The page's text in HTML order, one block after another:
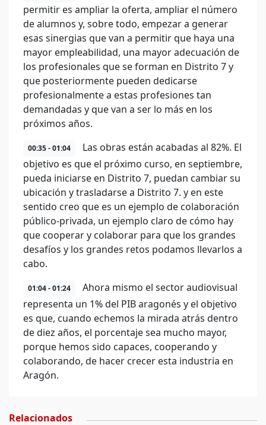
permitir es ampliar la oferta, ampliar el número
de alumnos y, sobre todo, empezar a generar
esas sinergias que van a permitir que haya una
mayor empleabilidad, una mayor adecuación de
los profesionales que se forman en Distrito 7 y
que posteriormente pueden dedicarse
profesionalmente a estas profesiones tan
demandadas y que van a ser lo más en los
próximos años.
00:35 - 01:04
Las obras están acabadas al 82%. El
objetivo es que el próximo curso, en septiembre,
pueda iniciarse en Distrito 7, puedan cambiar su
ubicación y trasladarse a Distrito 7. y en este
sentido creo que es un ejemplo de colaboración
público-privada, un ejemplo claro de cómo hay
que cooperar y colaborar para que los grandes
desafíos y los grandes retos podamos llevarlos a
cabo.
01:04 - 01:24
Ahora mismo el sector audiovisual
representa un 1% del PIB aragonés y el objetivo
es que, cuando echemos la mirada atrás dentro
de diez años, el porcentaje sea mucho mayor,
porque hemos sido capaces, cooperando y
colaborando, de hacer crecer esta industria en
Aragón.
Relacionados